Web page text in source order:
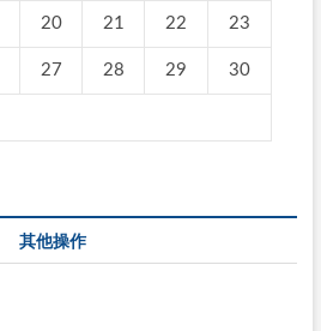
20 21 22 23
27 28 29 30
其他操作